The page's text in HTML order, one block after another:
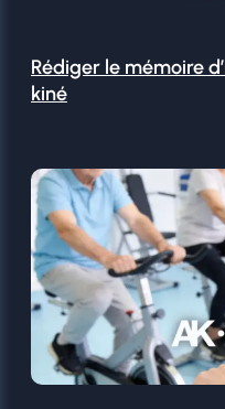
Rédiger le mémoire
kiné